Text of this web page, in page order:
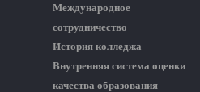
Международное
сотрудничество
История колледжа
Внутренняя система оценки
качества образования